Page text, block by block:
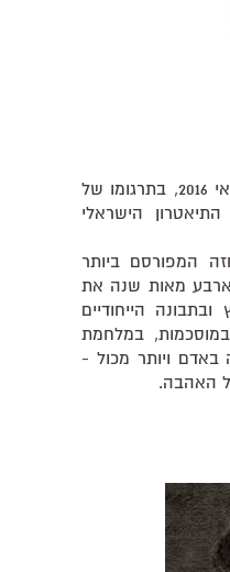
ראה אור במאי 2016, בתרגומו של
הישראלי
המפורסם ביותר
מאות שנה את
ובתבונה הייחודיים
במלחמת
באדם ויותר מכול -
האהבה.